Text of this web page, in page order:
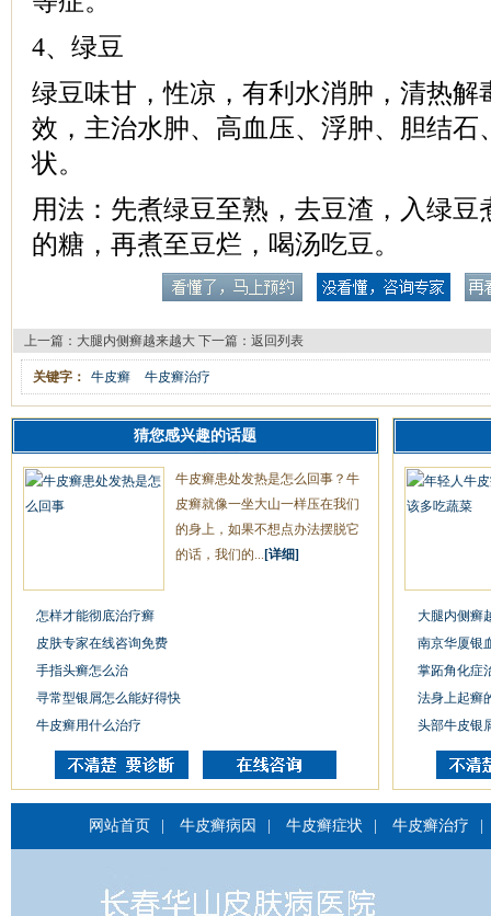
4、绿豆
绿豆味甘，性凉，有利水消肿，清热解
效，主治水肿、高血压、浮肿、胆结石
状。
用法：先煮绿豆至熟，去豆渣，入绿豆
的糖，再煮至豆烂，喝汤吃豆。
上一篇： 大腿内侧癣越来越大 下一篇： 返回列表
关键字： 牛皮癣 牛皮癣治疗
猜您感兴趣的话题
牛皮癣患处发热是怎么回事？牛
皮癣就像一坐大山一样压在我们
的身上，如果不想点办法摆脱它
的话，我们的... [详细]
怎样才能彻底治疗癣
皮肤专家在线咨询免费
手指头癣怎么治
寻常型银屑怎么能好得快
牛皮癣用什么治疗
大腿内侧癣
南京华厦银
掌跖角化症
法身上起癣
头部牛皮银
网站首页 牛皮癣病因 牛皮癣症状 牛皮癣治疗